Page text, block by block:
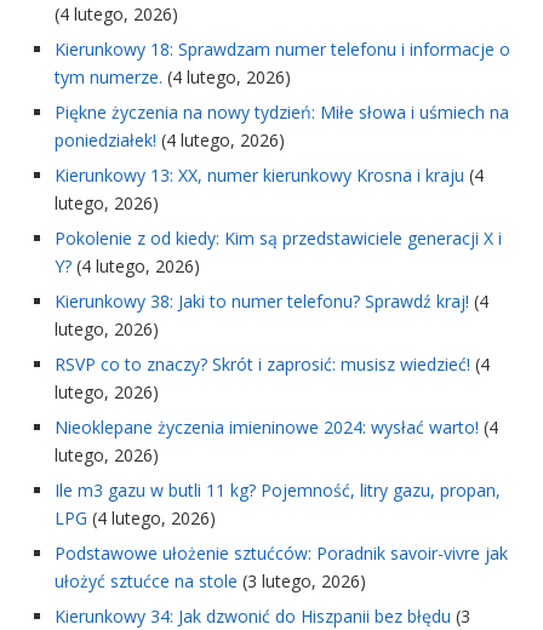
(4 lutego, 2026)
Kierunkowy 18: Sprawdzam numer telefonu i informacje o
tym numerze. (4 lutego, 2026)
Piękne życzenia na nowy tydzień: Miłe słowa i uśmiech na
poniedziałek! (4 lutego, 2026)
Kierunkowy 13: XX, numer kierunkowy Krosna i kraju (4
lutego, 2026)
Pokolenie z od kiedy: Kim są przedstawiciele generacji X i
Y? (4 lutego, 2026)
Kierunkowy 38: Jaki to numer telefonu? Sprawdź kraj! (4
lutego, 2026)
RSVP co to znaczy? Skrót i zaprosić: musisz wiedzieć! (4
lutego, 2026)
Nieoklepane życzenia imieninowe 2024: wysłać warto! (4
lutego, 2026)
Ile m3 gazu w butli 11 kg? Pojemność, litry gazu, propan,
LPG (4 lutego, 2026)
Podstawowe ułożenie sztućców: Poradnik savoir-vivre jak
ułożyć sztućce na stole (3 lutego, 2026)
Kierunkowy 34: Jak dzwonić do Hiszpanii bez błędu (3